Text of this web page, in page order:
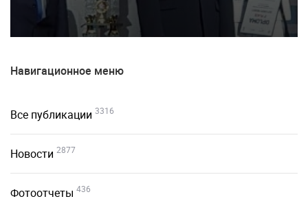
Навигационное меню
Все публикации 3316
Новости 2877
Фотоотчеты 436